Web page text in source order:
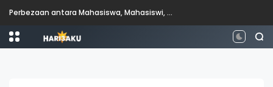
Perbezaan antara Mahasiswa, Mahasiswi, Graduan, Siswazah, Pascasiswazah, Doktor dan Pascakedoktoran